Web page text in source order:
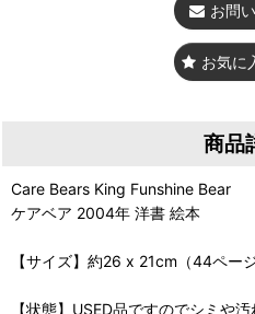
お問
お気に
商品
Care Bears King Funshine Bear
ケアベア 2004年 洋書 絵本
【サイズ】約26 x 21cm（44ページ
【状態】USED品ですのでシミや汚